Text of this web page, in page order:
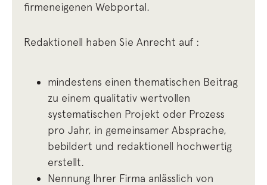
firmeneigenen Webportal.
Redaktionell haben Sie Anrecht auf :
mindestens einen thematischen Beitrag
zu einem qualitativ wertvollen
systematischen Projekt oder Prozess
pro Jahr, in gemeinsamer Absprache,
bebildert und redaktionell hochwertig
erstellt.
Nennung Ihrer Firma anlässlich von